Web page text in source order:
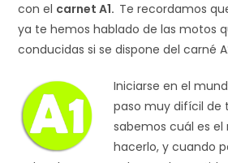
con el carnet A1. Te recordamos
ya te hemos hablado de las motos
conducidas si se dispone del carné
Iniciarse en el
paso muy difícil de
sabemos cuál es
hacerlo, y cuando